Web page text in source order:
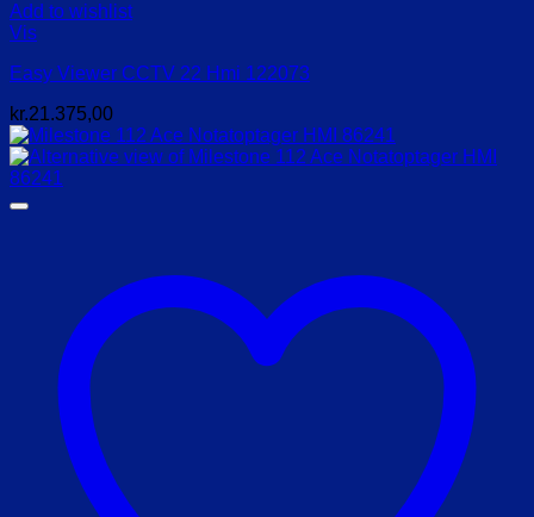
Add to wishlist
Vis
Easy Viewer CCTV 22 Hmi 122073
kr.21.375,00